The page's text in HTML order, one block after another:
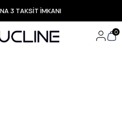
3 TAKSİT İMKANI
ÜCRETSİZ KARGO
Özel Fırsatlar
Hızlı Teslimat
0